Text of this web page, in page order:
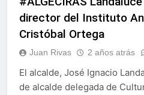
director del Instituto
Cristóbal Ortega
Juan Rivas 2 años atrás
El alcalde, José Ignacio
de alcalde delegada de